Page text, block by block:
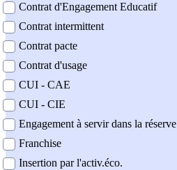
Contrat d'Engagement Educatif
Contrat intermittent
Contrat pacte
Contrat d'usage
CUI - CAE
CUI - CIE
Engagement à servir dans la réserve
Franchise
Insertion par l'activ.éco.